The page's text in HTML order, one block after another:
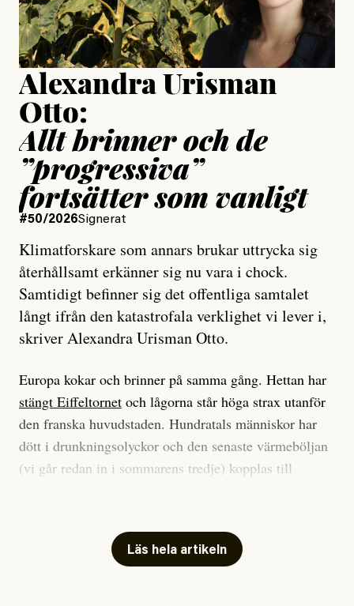
Publicerad15 July, 2026
Uppdaterad15 July, 2026
Alexandra Urisman
Otto:
Allt brinner och de
”progressiva”
fortsätter som vanligt
#50/2026Signerat
Klimatforskare som annars brukar uttrycka sig
återhållsamt erkänner sig nu vara i chock.
Samtidigt befinner sig det offentliga samtalet
långt ifrån den katastrofala verklighet vi lever i,
skriver Alexandra Urisman Otto.
Europa kokar och brinner på samma gång. Hettan har
stängt Eiffeltornet och lågorna står höga strax utanför
den franska huvudstaden. Hundratals människor har
dött i drunkningsolyckor och den senaste värmeböljan
(vi går redan in i sommarens tredje) kopplas till
Har du också panik i hettan? Känns det som en
mardröm? Bra, allt annat vore fullständigt orimligt.
Läs hela artikeln